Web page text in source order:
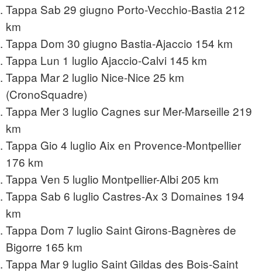
Tappa Sab 29 giugno Porto-Vecchio-Bastia 212
km
Tappa Dom 30 giugno Bastia-Ajaccio 154 km
Tappa Lun 1 luglio Ajaccio-Calvi 145 km
Tappa Mar 2 luglio Nice-Nice 25 km
(CronoSquadre)
Tappa Mer 3 luglio Cagnes sur Mer-Marseille 219
km
Tappa Gio 4 luglio Aix en Provence-Montpellier
176 km
Tappa Ven 5 luglio Montpellier-Albi 205 km
Tappa Sab 6 luglio Castres-Ax 3 Domaines 194
km
Tappa Dom 7 luglio Saint Girons-Bagnères de
Bigorre 165 km
Tappa Mar 9 luglio Saint Gildas des Bois-Saint